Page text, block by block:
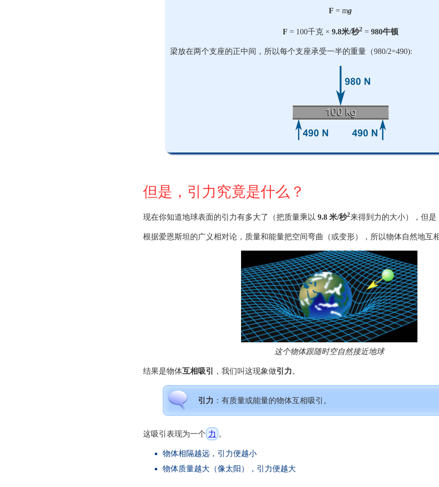
F = mg
F = 100千克 × 9.8米/秒2 = 980牛顿
梁放在两个支座的正中间，所以每个支座承受一半的重量（980/2=490):
但是，引力究竟是什么？
现在你知道地球表面的引力有多大了（把质量乘以 9.8 米/秒2来得到力的大小），但
根据爱恩斯坦的广义相对论，质量和能量把空间弯曲（或变形），所以物体自然地互
这个物体跟随时空自然接近地球
结果是物体互相吸引 ，我们叫这现象做引力。
引力 ：有质量或能量的物体互相吸引。
这吸引表现为一个 力 。
物体相隔越远，引力便越小
物体质量越大（像太阳），引力便越大